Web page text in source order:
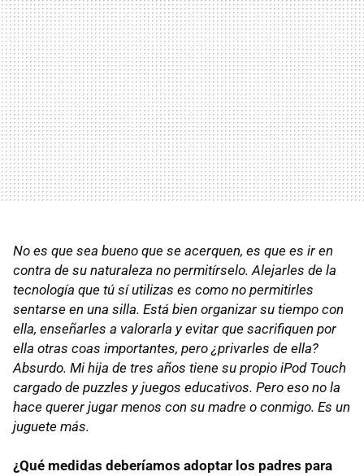
No es que sea bueno que se acerquen, es que es ir en
contra de su naturaleza no permitírselo. Alejarles de la
tecnología que tú sí utilizas es como no permitirles
sentarse en una silla. Está bien organizar su tiempo con
ella, enseñarles a valorarla y evitar que sacrifiquen por
ella otras coas importantes, pero ¿privarles de ella?
Absurdo. Mi hija de tres años tiene su propio iPod Touch
cargado de puzzles y juegos educativos. Pero eso no la
hace querer jugar menos con su madre o conmigo. Es un
juguete más.
¿Qué medidas deberíamos adoptar los padres para